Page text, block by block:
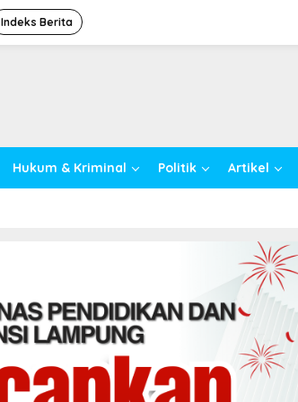
Indeks Berita
Hukum & Kriminal Politik Artikel